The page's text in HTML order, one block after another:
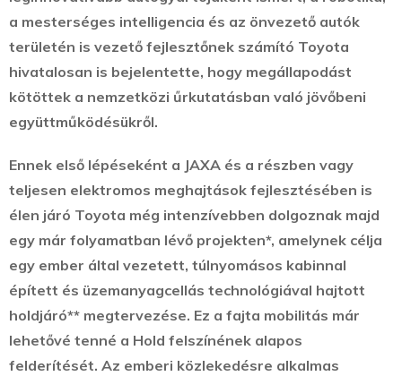
a mesterséges intelligencia és az önvezető autók
területén is vezető fejlesztőnek számító Toyota
hivatalosan is bejelentette, hogy megállapodást
kötöttek a nemzetközi űrkutatásban való jövőbeni
együttműködésükről.
Ennek első lépéseként a JAXA és a részben vagy
teljesen elektromos meghajtások fejlesztésében is
élen járó Toyota még intenzívebben dolgoznak majd
egy már folyamatban lévő projekten*, amelynek célja
egy ember által vezetett, túlnyomásos kabinnal
épített és üzemanyagcellás technológiával hajtott
holdjáró** megtervezése. Ez a fajta mobilitás már
lehetővé tenné a Hold felszínének alapos
felderítését. Az emberi közlekedésre alkalmas